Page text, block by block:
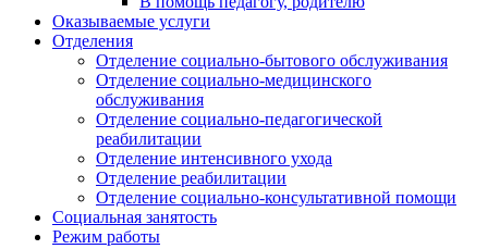
Оказываемые услуги
Отделения
Отделение социально-бытового обслуживания
Отделение социально-медицинского
обслуживания
Отделение социально-педагогической
реабилитации
Отделение интенсивного ухода
Отделение реабилитации
Отделение социально-консультативной помощи
Социальная занятость
Режим работы